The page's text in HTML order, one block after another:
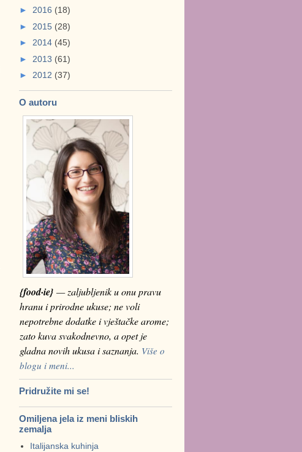
► 2016 (18)
► 2015 (28)
► 2014 (45)
► 2013 (61)
► 2012 (37)
O autoru
{food·ie} — zaljubljenik u onu pravu
hranu i prirodne ukuse; ne voli
nepotrebne dodatke i vještačke arome;
zato kuva svakodnevno, a opet je
gladna novih ukusa i saznanja. Više o
blogu i meni...
Pridružite mi se!
Omiljena jela iz meni bliskih
zemalja
Italijanska kuhinja